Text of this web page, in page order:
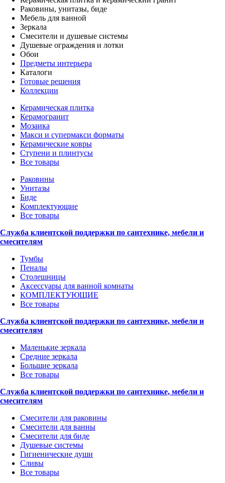
Раковины, унитазы, биде
Мебель для ванной
Зеркала
Смесители и душевые системы
Душевые ограждения и лотки
Обои
Предметы интерьера
Каталоги
Готовые решения
Коллекции
Керамическая плитка
Керамогранит
Мозаика
Макси и супермакси форматы
Керамические ковры
Ступени и плинтусы
Все товары
Раковины
Унитазы
Биде
Комплектующие
Все товары
Служба клиентской поддержки по сантехнике, мебели и
смесителям
Тумбы
Пеналы
Столешницы
Аксессуары для ванной комнаты
КОМПЛЕКТУЮЩИЕ
Все товары
Служба клиентской поддержки по сантехнике, мебели и
смесителям
Маленькие зеркала
Средние зеркала
Большие зеркала
Все товары
Служба клиентской поддержки по сантехнике, мебели и
смесителям
Смесители для раковины
Смесители для ванны
Смесители для биде
Душевые системы
Гигиенические души
Сливы
Все товары